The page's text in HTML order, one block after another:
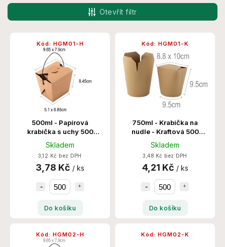
Nejdražší
Abecedně
Otevřít filtr
500ml - Papírová
krabička s uchy 500
Ks/Krt
Skladem
3,12 Kč bez DPH
3,78 Kč / ks
Do košíku
Kód: HGM01-H
750ml - Krabička na
nudle - Kraftová 500
Ks/Krt
Skladem
3,48 Kč bez DPH
4,21 Kč / ks
Do košíku
Kód: HGM01-K
Kód: HGM02-H Kód: HGM02-K